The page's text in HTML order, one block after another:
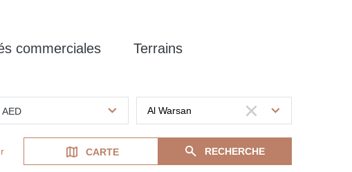
commerciales Terrains
AED
CARTE RECHERCHE